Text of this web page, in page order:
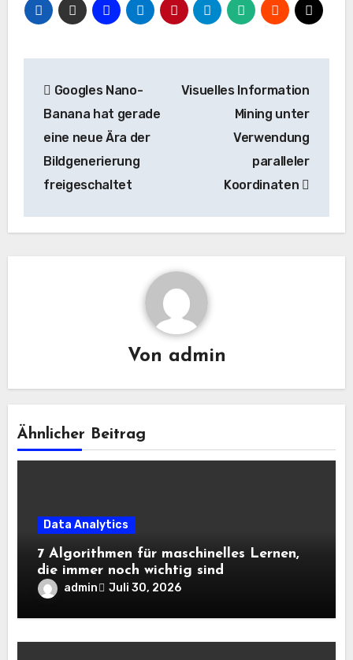
Navigation
Googles Nano-
Banana hat gerade
eine neue Ära der
Bildgenerierung
freigeschaltet
Visuelles Information
Mining unter
Verwendung
paralleler
Koordinaten
Von admin
Ähnlicher Beitrag
Data Analytics
7 Algorithmen für maschinelles Lernen,
die immer noch wichtig sind
admin Juli 30, 2026